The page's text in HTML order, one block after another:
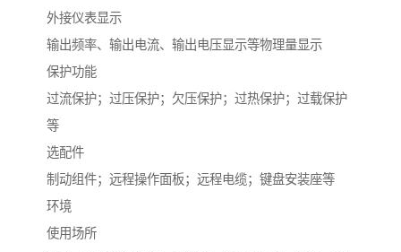
外接仪表显示
输出频率、输出电流、输出电压显示等物理量显示
保护功能
过流保护；过压保护；欠压保护；过热保护；过载保护
等
选配件
制动组件；远程操作面板；远程电缆；键盘安装座等
环境
使用场所